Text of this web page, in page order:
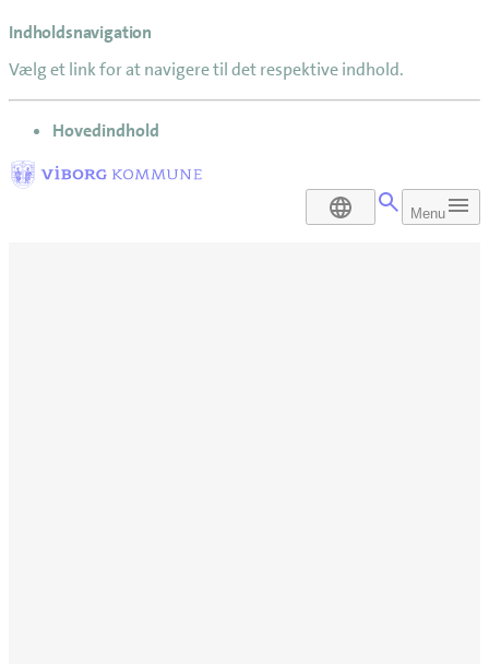
Indholdsnavigation
Vælg et link for at navigere til det respektive indhold.
gå til
Hovedindhold
DA Menu